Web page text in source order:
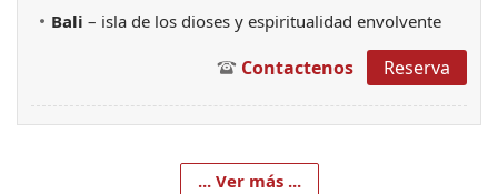
Bali – isla de los dioses y espiritualidad envolvente
Contactenos Reserva
... Ver más ...